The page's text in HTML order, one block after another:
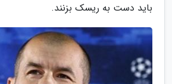
باید دست به ریسک بزنند.